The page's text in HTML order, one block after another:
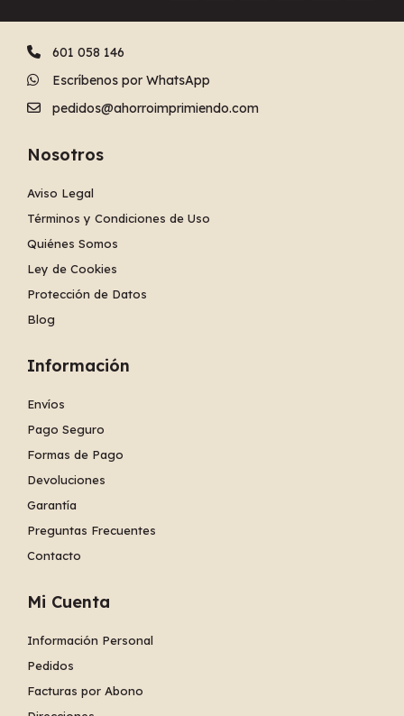
601 058 146
Escríbenos por WhatsApp
pedidos@ahorroimprimiendo.com
Nosotros
Aviso Legal
Términos y Condiciones de Uso
Quiénes Somos
Ley de Cookies
Protección de Datos
Blog
Información
Envíos
Pago Seguro
Formas de Pago
Devoluciones
Garantía
Preguntas Frecuentes
Contacto
Mi Cuenta
Información Personal
Pedidos
Facturas por Abono